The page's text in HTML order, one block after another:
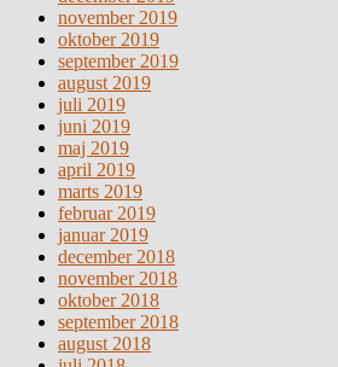
november 2019
oktober 2019
september 2019
august 2019
juli 2019
juni 2019
maj 2019
april 2019
marts 2019
februar 2019
januar 2019
december 2018
november 2018
oktober 2018
september 2018
august 2018